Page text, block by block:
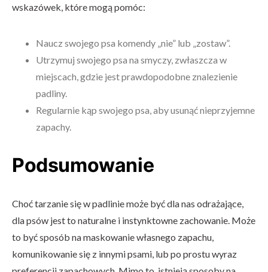
wskazówek, które mogą pomóc:
Naucz swojego psa komendy „nie” lub „zostaw”.
Utrzymuj swojego psa na smyczy, zwłaszcza w
miejscach, gdzie jest prawdopodobne znalezienie
padliny.
Regularnie kąp swojego psa, aby usunąć nieprzyjemne
zapachy.
Podsumowanie
Choć tarzanie się w padlinie może być dla nas odrażające,
dla psów jest to naturalne i instynktowne zachowanie. Może
to być sposób na maskowanie własnego zapachu,
komunikowanie się z innymi psami, lub po prostu wyraz